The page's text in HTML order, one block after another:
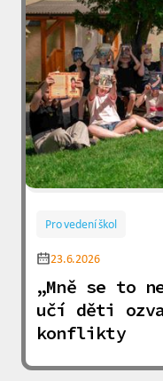
Pro vedení škol
23.6.2026
„Mně se to
učí děti
konflikty